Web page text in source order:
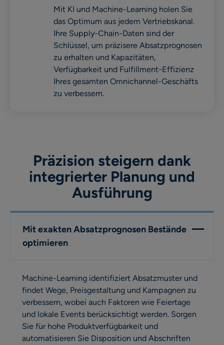
Mit KI und Machine-Learning holen Sie
das Optimum aus jedem Vertriebskanal.
Ihre Supply-Chain-Daten sind der
Schlüssel, um präzisere Absatzprognosen
zu erhalten und Kapazitäten,
Verfügbarkeit und Fulfillment-Effizienz
Ihres gesamten Omnichannel-Geschäfts
zu verbessern.
Präzision steigern dank
integrierter Planung und
Ausführung
Mit exakten Absatzprognosen Bestände
optimieren
Machine-Learning identifiziert Absatzmuster und
findet Wege, Preisgestaltung und Kampagnen zu
verbessern, wobei auch Faktoren wie Feiertage
und lokale Events berücksichtigt werden. Sorgen
Sie für hohe Produktverfügbarkeit und
automatisieren Sie Disposition und Abschriften